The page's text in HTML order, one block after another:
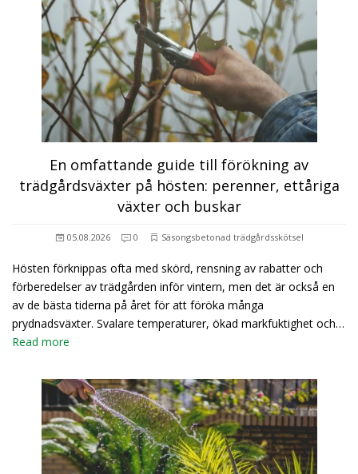
En omfattande guide till förökning av
trädgårdsväxter på hösten: perenner, ettåriga
växter och buskar
05.08.2026 0 Säsongsbetonad trädgårdsskötsel
Hösten förknippas ofta med skörd, rensning av rabatter och
förberedelser av trädgården inför vintern, men det är också en
av de bästa tiderna på året för att föröka många
prydnadsväxter. Svalare temperaturer, ökad markfuktighet och…
Read more